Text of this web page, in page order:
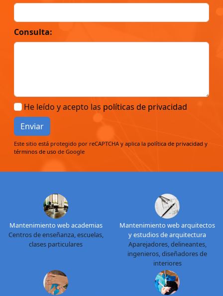
Consulta:
He leído y acepto las políticas de privacidad
Enviar
Este sitio está protegido por reCAPTCHA y aplica la política de privacidad y
términos de uso de Google
Mantenimiento web academias
Centros de enseñanza, escuelas,
clases particulares
Mantenimiento web arquitectos
y estudios de arquitectura
Aparejadores, delineantes,
ingenieros, diseñadores de
interiores